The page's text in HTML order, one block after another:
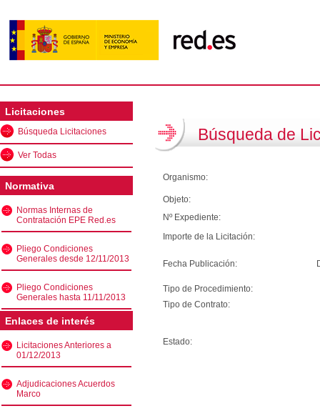
Licitaciones
Búsqueda Licitaciones
Ver Todas
Normativa
Normas Internas de
Contratación EPE Red.es
Pliego Condiciones
Generales desde 12/11/2013
Pliego Condiciones
Generales hasta 11/11/2013
Enlaces de interés
Licitaciones Anteriores a
01/12/2013
Adjudicaciones Acuerdos
Marco
Búsqueda de
Organismo:
Objeto:
Nº Expediente:
Importe de la Licitación:
Fecha Publicación:
Tipo de Procedimiento:
Tipo de Contrato:
Estado: